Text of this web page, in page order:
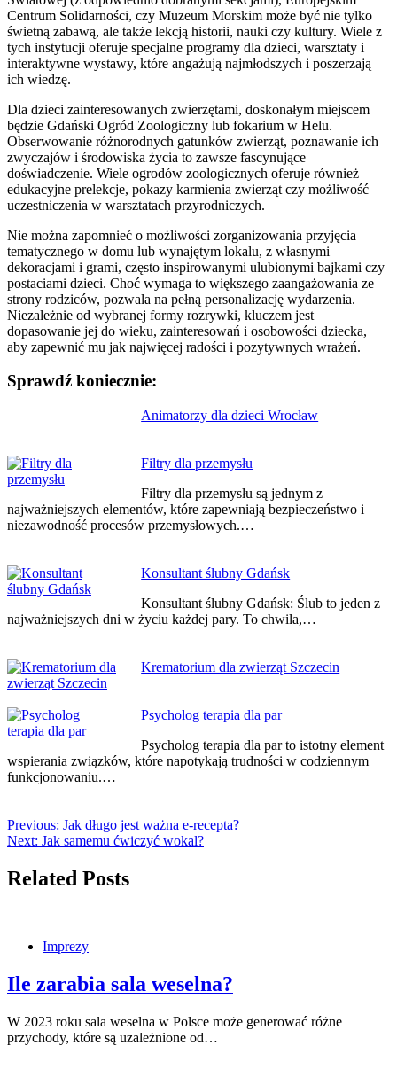
Centrum Solidarności, czy Muzeum Morskim może być nie tylko
świetną zabawą, ale także lekcją historii, nauki czy kultury. Wiele z
tych instytucji oferuje specjalne programy dla dzieci, warsztaty i
interaktywne wystawy, które angażują najmłodszych i poszerzają
ich wiedzę.
Dla dzieci zainteresowanych zwierzętami, doskonałym miejscem
będzie Gdański Ogród Zoologiczny lub fokarium w Helu.
Obserwowanie różnorodnych gatunków zwierząt, poznawanie ich
zwyczajów i środowiska życia to zawsze fascynujące
doświadczenie. Wiele ogrodów zoologicznych oferuje również
edukacyjne prelekcje, pokazy karmienia zwierząt czy możliwość
uczestniczenia w warsztatach przyrodniczych.
Nie można zapomnieć o możliwości zorganizowania przyjęcia
tematycznego w domu lub wynajętym lokalu, z własnymi
dekoracjami i grami, często inspirowanymi ulubionymi bajkami czy
postaciami dzieci. Choć wymaga to większego zaangażowania ze
strony rodziców, pozwala na pełną personalizację wydarzenia.
Niezależnie od wybranej formy rozrywki, kluczem jest
dopasowanie jej do wieku, zainteresowań i osobowości dziecka,
aby zapewnić mu jak najwięcej radości i pozytywnych wrażeń.
Sprawdź koniecznie:
Animatorzy dla dzieci Wrocław
Filtry dla przemysłu
Filtry dla przemysłu są jednym z
najważniejszych elementów, które zapewniają bezpieczeństwo i
niezawodność procesów przemysłowych.…
Konsultant ślubny Gdańsk
Konsultant ślubny Gdańsk: Ślub to jeden z
najważniejszych dni w życiu każdej pary. To chwila,…
Krematorium dla zwierząt Szczecin
Psycholog terapia dla par
Psycholog terapia dla par to istotny element
wspierania związków, które napotykają trudności w codziennym
funkcjonowaniu.…
Previous: Jak długo jest ważna e-recepta?
Next: Jak samemu ćwiczyć wokal?
Related Posts
Imprezy
Ile zarabia sala weselna?
W 2023 roku sala weselna w Polsce może generować różne
przychody, które są uzależnione od…